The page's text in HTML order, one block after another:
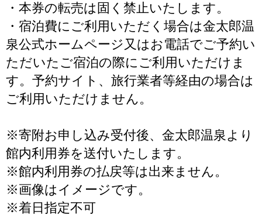
・本券の転売は固く禁止いたします。
・宿泊費にご利用いただく場合は金太郎温
泉公式ホームページ又はお電話でご予約い
ただいたご宿泊の際にご利用いただけま
す。予約サイト、旅行業者等経由の場合は
ご利用いただけません。
※寄附お申し込み受付後、金太郎温泉より
館内利用券を送付いたします。
※館内利用券の払戻等は出来ません。
※画像はイメージです。
※着日指定不可